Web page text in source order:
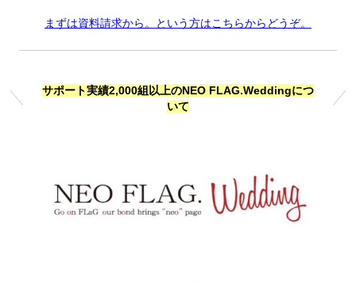
まずは資料請求から。という方はこちらからどうぞ。
サポート実績2,000組以上のNEO FLAG.Weddingにつ
いて